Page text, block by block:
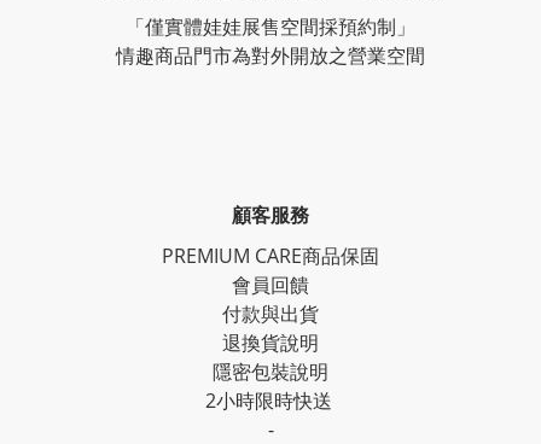
「僅實體娃娃展售空間採預約制」
情趣商品門市為對外開放之營業空間
顧客服務
PREMIUM CARE商品保固
會員回饋
付款與出貨
退換貨說明
隱密包裝說明
2小時限時快送
-